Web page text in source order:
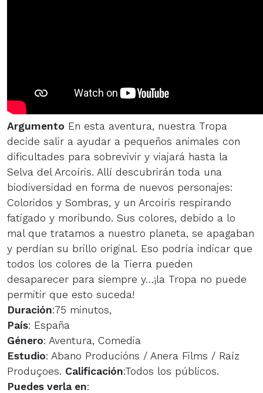
Argumento En esta aventura, nuestra Tropa
decide salir a ayudar a pequeños animales con
dificultades para sobrevivir y viajará hasta la
Selva del Arcoíris. Allí descubrirán toda una
biodiversidad en forma de nuevos personajes:
Coloridos y Sombras, y un Arcoíris respirando
fatigado y moribundo. Sus colores, debido a lo
mal que tratamos a nuestro planeta, se apagaban
y perdían su brillo original. Eso podría indicar que
todos los colores de la Tierra pueden
desaparecer para siempre y…¡la Tropa no puede
permitir que esto suceda!
Duración:75 minutos,
País: España
Género: Aventura, Comedia
Estudio: Abano Producións / Anera Films / Raíz
Produçoes. Calificación:Todos los públicos.
Puedes verla en: